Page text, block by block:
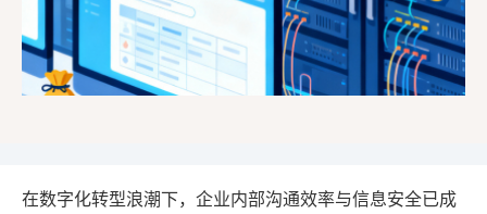
在数字化转型浪潮下，企业内部沟通效率与信息安全已成